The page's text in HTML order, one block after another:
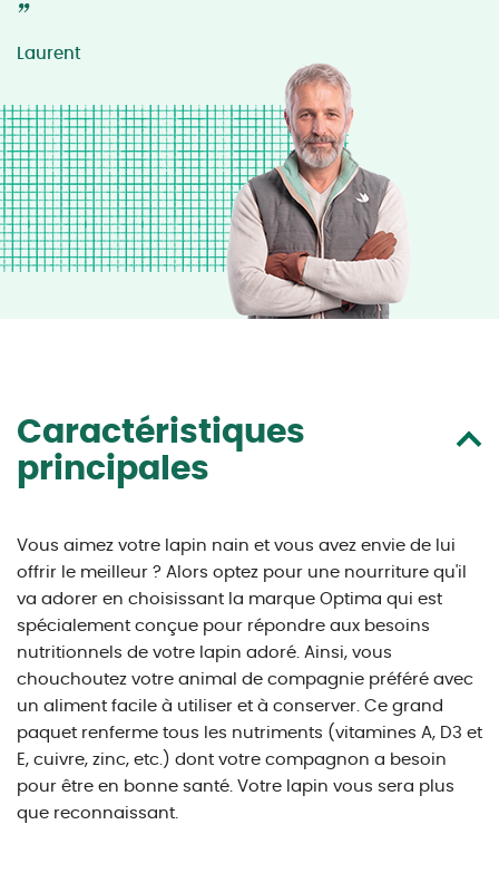
”
Laurent
Caractéristiques
principales
Vous aimez votre lapin nain et vous avez envie de lui
offrir le meilleur ? Alors optez pour une nourriture qu'il
va adorer en choisissant la marque Optima qui est
spécialement conçue pour répondre aux besoins
nutritionnels de votre lapin adoré. Ainsi, vous
chouchoutez votre animal de compagnie préféré avec
un aliment facile à utiliser et à conserver. Ce grand
paquet renferme tous les nutriments (vitamines A, D3 et
E, cuivre, zinc, etc.) dont votre compagnon a besoin
pour être en bonne santé. Votre lapin vous sera plus
que reconnaissant.